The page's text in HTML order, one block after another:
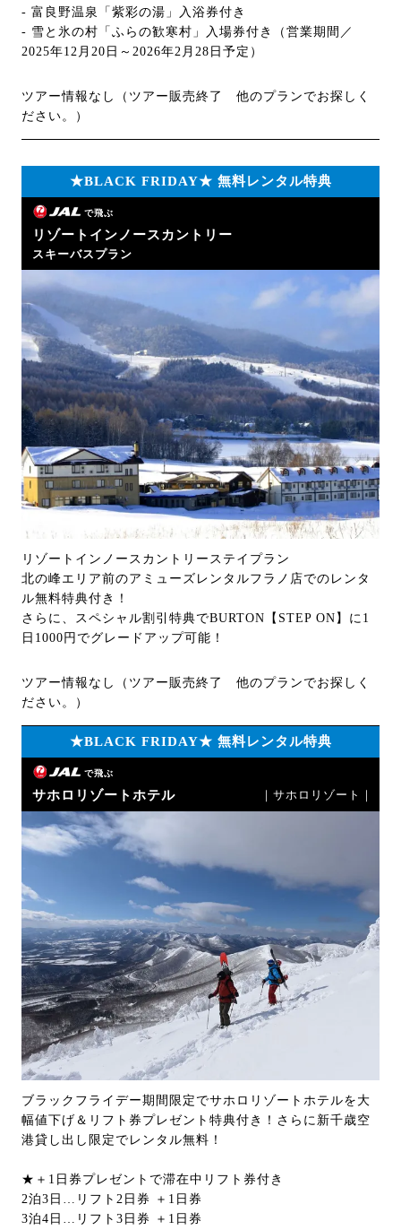
- 富良野温泉「紫彩の湯」入浴券付き
- 雪と氷の村「ふらの歓寒村」入場券付き（営業期間／
2025年12月20日～2026年2月28日予定）
ツアー情報なし（ツアー販売終了 他のプランでお探しく
ださい。）
★BLACK FRIDAY★ 無料レンタル特典
で飛ぶ
リゾートインノースカントリー
スキーバスプラン
リゾートインノースカントリーステイプラン
北の峰エリア前のアミューズレンタルフラノ店でのレンタ
ル無料特典付き！
さらに、スペシャル割引特典でBURTON【STEP ON】に1
日1000円でグレードアップ可能！
ツアー情報なし（ツアー販売終了 他のプランでお探しく
ださい。）
★BLACK FRIDAY★ 無料レンタル特典
で飛ぶ
サホロリゾートホテル ｜サホロリゾート｜
ブラックフライデー期間限定でサホロリゾートホテルを大
幅値下げ＆リフト券プレゼント特典付き！さらに新千歳空
港貸し出し限定でレンタル無料！
★＋1日券プレゼントで滞在中リフト券付き
2泊3日…リフト2日券 ＋1日券
3泊4日…リフト3日券 ＋1日券